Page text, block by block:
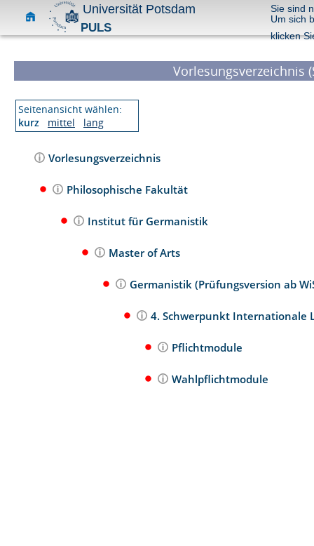
Universität Potsdam
PULS
Sie sind
Um sich
klicken
Vorlesungsverzeichnis
Seitenansicht wählen:
kurz
mittel lang
Vorlesungsverzeichnis
Philosophische Fakultät
Institut für Germanistik
Master of Arts
Germanistik (Prüfungsversion ab
4. Schwerpunkt Internationale
Pflichtmodule
Wahlpflichtmodule